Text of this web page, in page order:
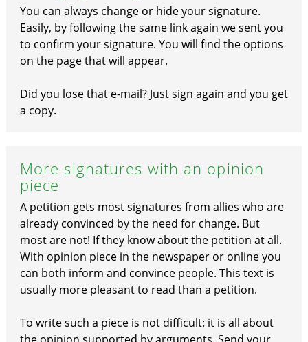
You can always change or hide your signature.
Easily, by following the same link again we sent you
to confirm your signature. You will find the options
on the page that will appear.
Did you lose that e-mail? Just sign again and you get
a copy.
More signatures with an opinion
piece
A petition gets most signatures from allies who are
already convinced by the need for change. But
most are not! If they know about the petition at all.
With opinion piece in the newspaper or online you
can both inform and convince people. This text is
usually more pleasant to read than a petition.
To write such a piece is not difficult: it is all about